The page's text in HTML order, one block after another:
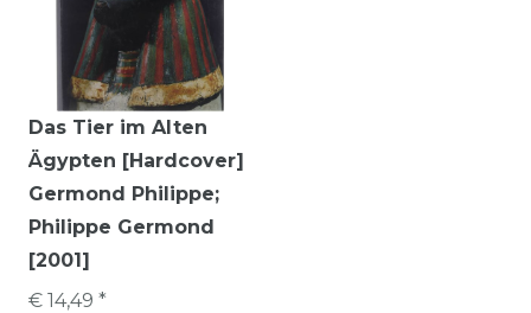
Das Tier im Alten
Ägypten [Hardcover]
Germond Philippe;
Philippe Germond
[2001]
€ 14,49 *